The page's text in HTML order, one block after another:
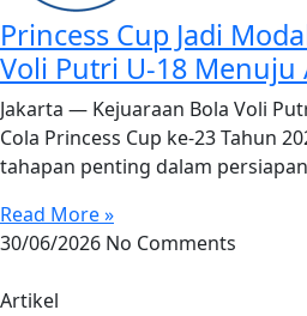
Princess Cup Jadi
Voli Putri U-18 Menuju
Jakarta — Kejuaraan Bola Voli
Cola Princess Cup ke-23 Tahun
tahapan penting dalam
Read More »
30/06/2026 No Comments
Artikel